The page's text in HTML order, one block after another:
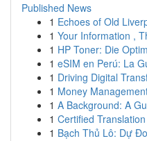
Published News
1 Echoes of Old
1 Your Information ,
1 HP Toner: Die
1 eSIM en Perú: La
1 Driving Digital
1 Money
1 A Background: A
1 Certified
1 Bạch Thủ Lô: Dự